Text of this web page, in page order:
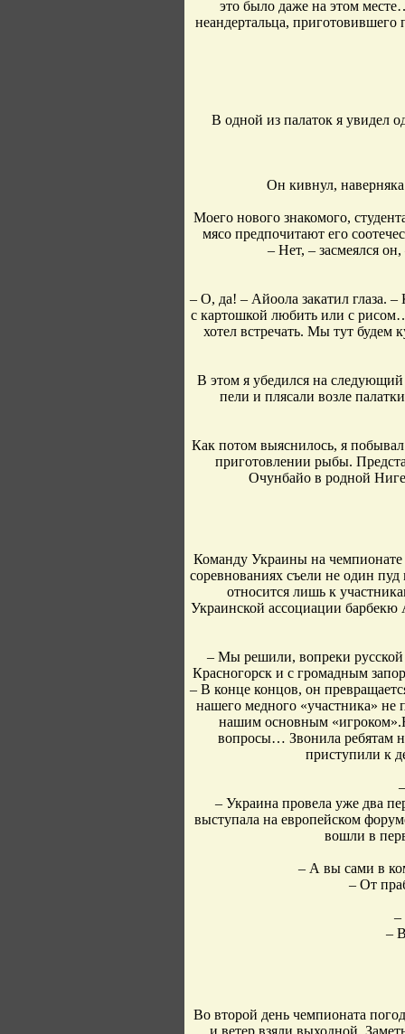
это было даже на этом
неандертальца,
В одной из палаток я увидел
Он кивнул,
Моего нового знакомого,
мясо предпочитают его
– Нет, – засмеялся
– О, да! – Айоола закатил глаза.
с картошкой любить или с
хотел встречать. Мы тут будем
В этом я убедился на
пели и плясали возле
Как потом выяснилось, я
приготовлении рыбы.
Очунбайо в родной
Команду Украины на
соревнованиях съели не один
относится лишь к
Украинской ассоциации
– Мы решили, вопреки русской
Красногорск и с громадным
– В конце концов, он
нашего медного «участника» не
нашим основным
вопросы… Звонила ребятам
приступили к
– Украина провела уже два
выступала на европейском
вошли в
– А вы сами в
– От
–
–
Во второй день чемпионата
и ветер взяли выходной.